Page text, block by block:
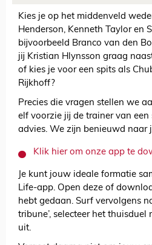
Kies je op het middenveld
Henderson, Kenneth Taylor en
bijvoorbeeld Branco van den
jij Kristian Hlynsson graag
of kies je voor een spits als
Rijkhoff?
Precies die vragen stellen we
elf voorzie jij de trainer van
advies. We zijn benieuwd naar
Klik hier om onze app te
Je kunt jouw ideale formatie
Life-app. Open deze of
hebt gedaan. Surf vervolgens
tribune’, selecteer het
uit.